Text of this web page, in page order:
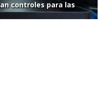
controles para las